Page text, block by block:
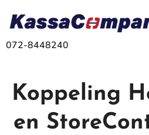
072-8448240
Koppeling
en